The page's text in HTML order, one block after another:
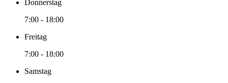
Donnerstag
7:00 - 18:00
Freitag
7:00 - 18:00
Samstag